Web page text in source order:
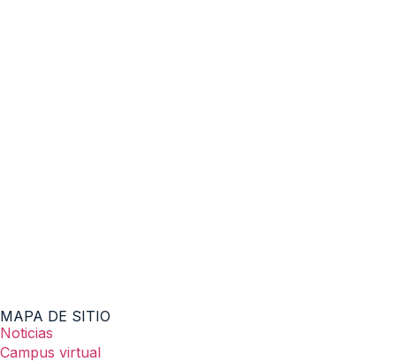
MAPA DE SITIO
Noticias
Campus virtual